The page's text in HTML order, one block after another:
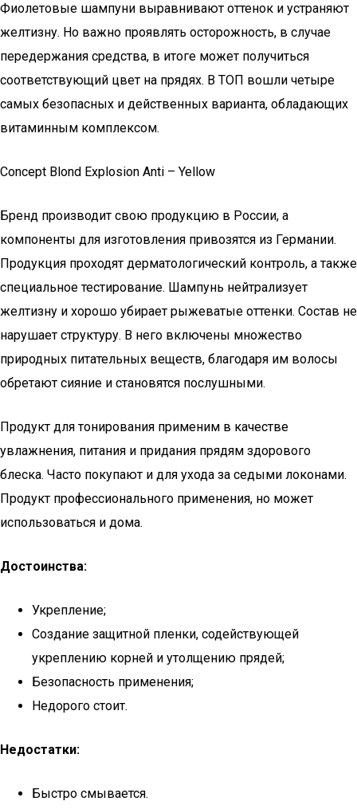
Фиолетовые шампуни выравнивают оттенок и устраняют
желтизну. Но важно проявлять осторожность, в случае
передержания средства, в итоге может получиться
соответствующий цвет на прядях. В ТОП вошли четыре
самых безопасных и действенных варианта, обладающих
витаминным комплексом.
Concept Blond Explosion Anti – Yellow
Бренд производит свою продукцию в России, а
компоненты для изготовления привозятся из Германии.
Продукция проходят дерматологический контроль, а также
специальное тестирование. Шампунь нейтрализует
желтизну и хорошо убирает рыжеватые оттенки. Состав не
нарушает структуру. В него включены множество
природных питательных веществ, благодаря им волосы
обретают сияние и становятся послушными.
Продукт для тонирования применим в качестве
увлажнения, питания и придания прядям здорового
блеска. Часто покупают и для ухода за седыми локонами.
Продукт профессионального применения, но может
использоваться и дома.
Достоинства:
Укрепление;
Создание защитной пленки, содействующей
укреплению корней и утолщению прядей;
Безопасность применения;
Недорого стоит.
Недостатки:
Быстро смывается.